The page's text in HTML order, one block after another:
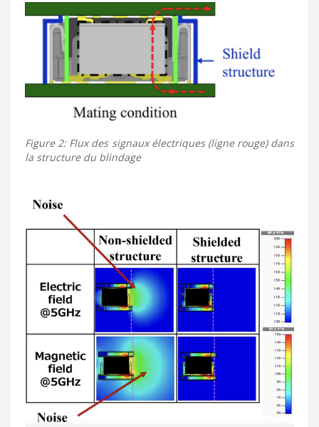
Figure 2: Flux des signaux électriques (ligne rouge) dans
la structure du blindage